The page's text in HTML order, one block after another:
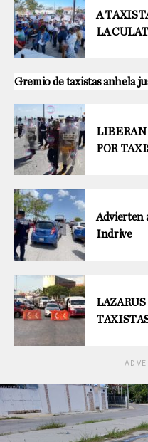
A
LA
Gremio de taxistas anhela
LIBERAN
POR
Advierten
Indrive
LAZARUS